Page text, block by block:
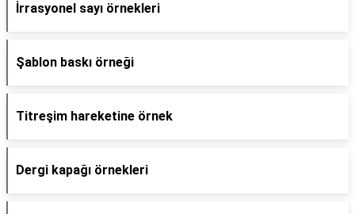
İrrasyonel sayı örnekleri
Şablon baskı örneği
Titreşim hareketine örnek
Dergi kapağı örnekleri